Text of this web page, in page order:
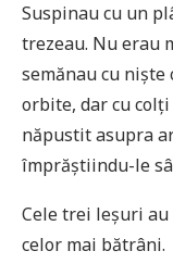
Suspinau cu un
trezeau. Nu erau
semănau cu
orbite, dar cu colți
năpustit asupra
împrăștiindu-le
Cele trei leșuri
celor mai bătrâni.